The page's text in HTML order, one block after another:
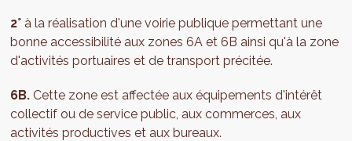
2° à la réalisation d'une voirie publique permettant une
bonne accessibilité aux zones 6A et 6B ainsi qu'à la zone
d'activités portuaires et de transport précitée.
6B.Cette zone est affectée aux équipements d'intérêt
collectif ou de service public, aux commerces, aux
activités productives et aux bureaux.